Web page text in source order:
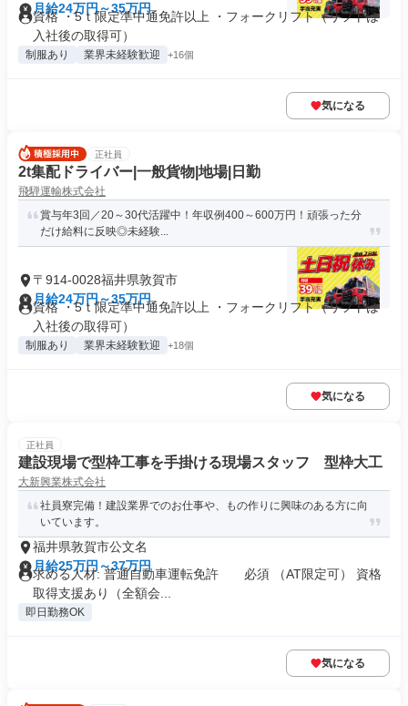
月給24万円～35万円
資格 ・5ｔ限定準中通免許以上 ・フォークリフト（リフトは
入社後の取得可）
制服あり 業界未経験歓迎 +16個
気になる
正社員
2t集配ドライバー|一般貨物|地場|日勤
飛騨運輸株式会社
賞与年3回／20～30代活躍中！年収例400～600万円！頑張った分
だけ給料に反映◎未経験...
〒914-0028福井県敦賀市
月給24万円～35万円
資格 ・5ｔ限定準中通免許以上 ・フォークリフト（リフトは
入社後の取得可）
制服あり 業界未経験歓迎 +18個
気になる
正社員
建設現場で型枠工事を手掛ける現場スタッフ 型枠大工
大新興業株式会社
社員寮完備！建設業界でのお仕事や、もの作りに興味のある方に向
いています。
福井県敦賀市公文名
月給25万円～37万円
求める人材: 普通自動車運転免許 必須 （AT限定可） 資格
取得支援あり（全額会...
即日勤務OK
気になる